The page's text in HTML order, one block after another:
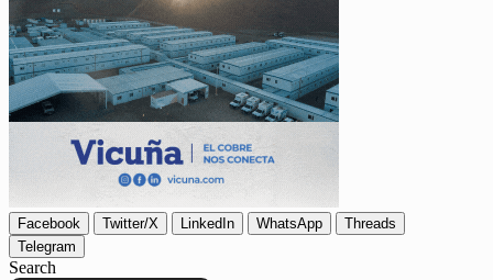
Facebook Twitter/X LinkedIn WhatsApp
Threads
Telegram
Search